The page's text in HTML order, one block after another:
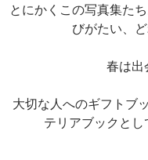
とにかくこの写真集た
びがたい、
春は出
大切な人へのギフトブ
テリアブックとし